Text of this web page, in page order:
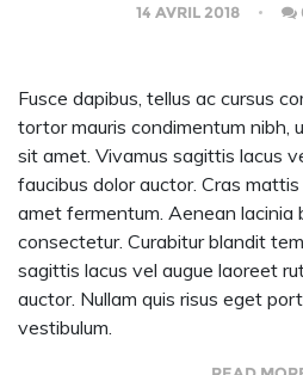
14 AVRIL 2018
Fusce dapibus, tellus ac cursus
tortor mauris condimentum nibh,
sit amet. Vivamus sagittis lacus
faucibus dolor auctor. Cras
amet fermentum. Aenean lacinia
consectetur. Curabitur blandit
sagittis lacus vel augue laoreet
auctor. Nullam quis risus eget
vestibulum.